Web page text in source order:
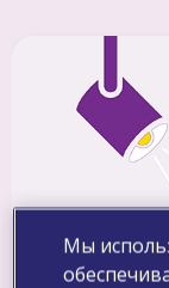
В центре
Мы